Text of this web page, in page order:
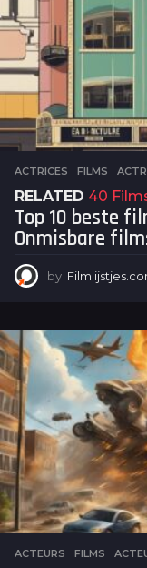
ACTRICES ,FILMS
RELATED 40
Top 10 beste
Onmisbare
by
ACTEURS ,FILMS